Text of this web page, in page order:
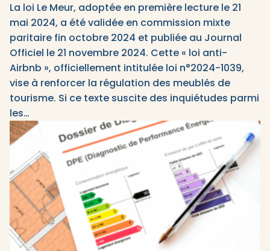
La loi Le Meur, adoptée en première lecture le 21
mai 2024, a été validée en commission mixte
paritaire fin octobre 2024 et publiée au Journal
Officiel le 21 novembre 2024. Cette « loi anti-
Airbnb », officiellement intitulée loi n°2024-1039,
vise à renforcer la régulation des meublés de
tourisme. Si ce texte suscite des inquiétudes parmi
les…